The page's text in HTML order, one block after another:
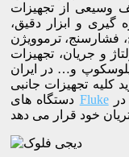
وسیعی از تجهیزات
گیری و ابزار دقیق،
فشارسنج، ترموویژن
و جریان، تجهیزات
و… در ایران
کلیه تجهیزات جانبی
Flukeرا از قبیل پراب، کلمپ، کیف، کاور و … در